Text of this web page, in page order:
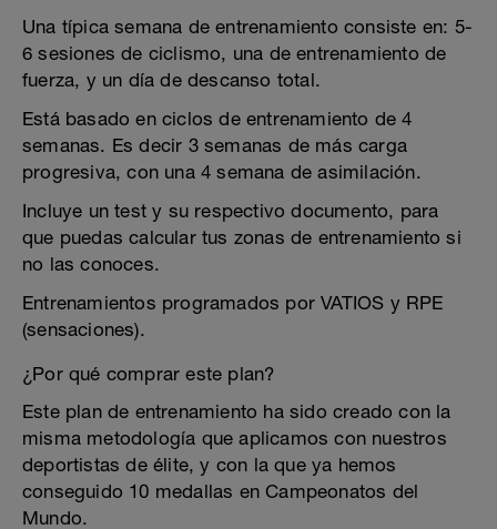
Una típica semana de entrenamiento consiste en: 5-
6 sesiones de ciclismo, una de entrenamiento de
fuerza, y un día de descanso total.
Está basado en ciclos de entrenamiento de 4
semanas. Es decir 3 semanas de más carga
progresiva, con una 4 semana de asimilación.
Incluye un test y su respectivo documento, para
que puedas calcular tus zonas de entrenamiento si
no las conoces.
Entrenamientos programados por VATIOS y RPE
(sensaciones).
¿Por qué comprar este plan?
Este plan de entrenamiento ha sido creado con la
misma metodología que aplicamos con nuestros
deportistas de élite, y con la que ya hemos
conseguido 10 medallas en Campeonatos del
Mundo.